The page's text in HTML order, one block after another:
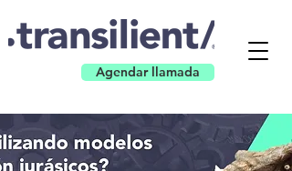
Agendar llamada